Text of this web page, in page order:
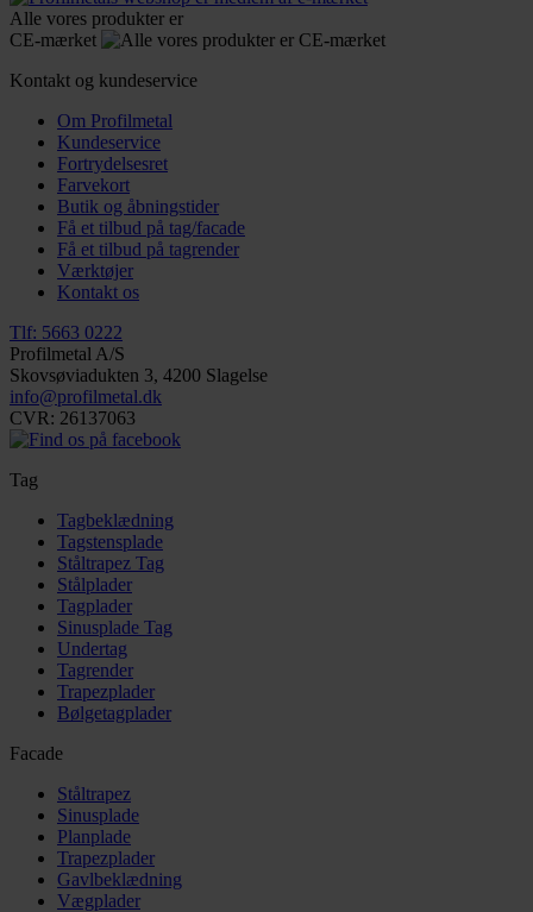
Alle vores produkter er
CE-mærket
Kontakt og kundeservice
Om Profilmetal
Kundeservice
Fortrydelsesret
Farvekort
Butik og åbningstider
Få et tilbud på tag/facade
Få et tilbud på tagrender
Værktøjer
Kontakt os
Tlf: 5663 0222
Profilmetal A/S
Skovsøviadukten 3, 4200 Slagelse
info@profilmetal.dk
CVR: 26137063
Tag
Tagbeklædning
Tagstensplade
Ståltrapez Tag
Stålplader
Tagplader
Sinusplade Tag
Undertag
Tagrender
Trapezplader
Bølgetagplader
Facade
Ståltrapez
Sinusplade
Planplade
Trapezplader
Gavlbeklædning
Vægplader